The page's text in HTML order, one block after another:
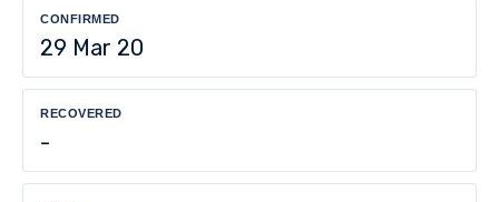
CONFIRMED
29 Mar 20
RECOVERED
-